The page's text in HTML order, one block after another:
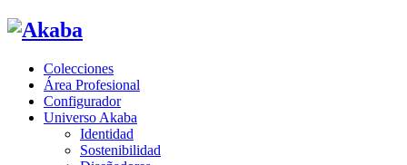
Colecciones
Área Profesional
Configurador
Universo Akaba
Identidad
Sostenibilidad